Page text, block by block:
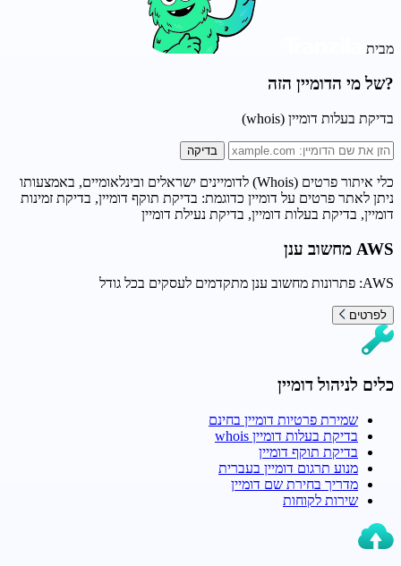
מבית
?של מי הדומיין הזה
בדיקת בעלות דומיין (whois)
בדיקה
כלי איתור פרטים (Whois) לדומיינים ישראלים ובינלאומיים, באמצעותו
ניתן לאתר פרטים על דומיין כדוגמת: בדיקת תוקף דומיין, בדיקת זמינות
דומיין, בדיקת בעלות דומיין, בדיקת נעילת דומיין
AWS מחשוב ענן
AWS: פתרונות מחשוב ענן מתקדמים לעסקים בכל גודל
לפרטים
כלים לניהול דומיין
שמירת פרטיות דומיין בחינם
בדיקת בעלות דומיין whois
בדיקת תוקף דומיין
מנוע תרגום דומיין בעברית
מדריך בחירת שם דומיין
שירות לקוחות